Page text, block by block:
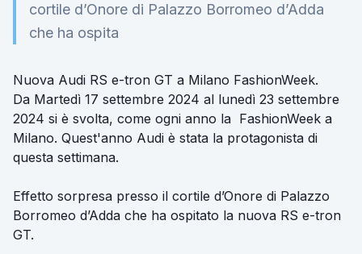
cortile d’Onore di Palazzo Borromeo d’Adda
che ha ospita
Nuova Audi RS e-tron GT a Milano FashionWeek.
Da Martedì 17 settembre 2024 al lunedì 23 settembre
2024 si è svolta, come ogni anno la FashionWeek a
Milano. Quest'anno Audi è stata la protagonista di
questa settimana.
Effetto sorpresa presso il cortile d’Onore di Palazzo
Borromeo d’Adda che ha ospitato la nuova RS e-tron
GT.